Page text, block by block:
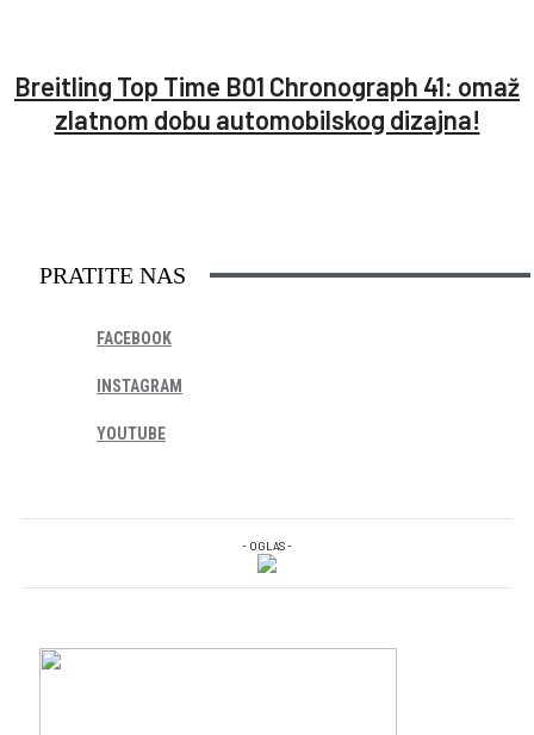
Breitling Top Time B01 Chronograph 41: omaž
zlatnom dobu automobilskog dizajna!
PRATITE NAS
FACEBOOK
INSTAGRAM
YOUTUBE
- OGLAS -